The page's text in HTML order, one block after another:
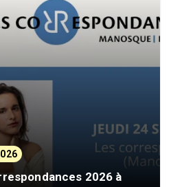
2026 à